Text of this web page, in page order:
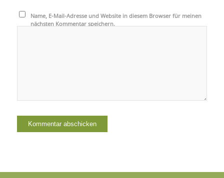
Name, E-Mail-Adresse und Website in diesem Browser für meinen
nächsten Kommentar speichern.